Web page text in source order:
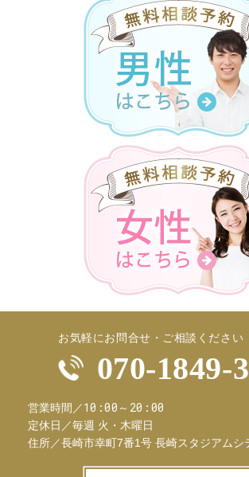
お気軽にお問合せ・ご相談ください
070-1849-
営業時間／10:00～20:00
定休日／毎週 火・木曜日
住所／長崎市幸町7番1号 長崎スタジアムシ